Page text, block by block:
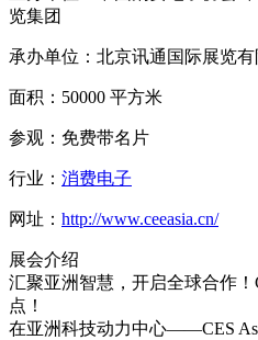
览集团
承办单位：北京讯通国际展览有
面积：50000 平方米
参观：免费带名片
行业： 消费电子
网址： http://www.ceeasia.cn/
展会介绍
汇聚亚洲智慧，开启全球合作
点！
在亚洲科技动力中心——CES